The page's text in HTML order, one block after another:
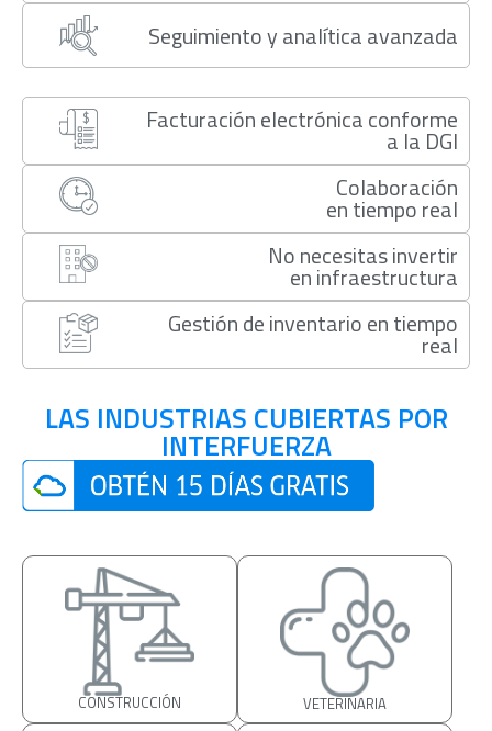
Seguimiento y analítica avanzada
Facturación electrónica conforme
a la DGI
Colaboración
en tiempo real
No necesitas invertir
en infraestructura
Gestión de inventario en tiempo
real
LAS INDUSTRIAS CUBIERTAS POR
INTERFUERZA
CONSTRUCCIÓN VETERINARIA